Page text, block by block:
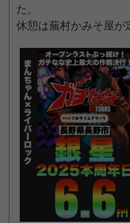
た。
休憩は蕪村かみそ屋が